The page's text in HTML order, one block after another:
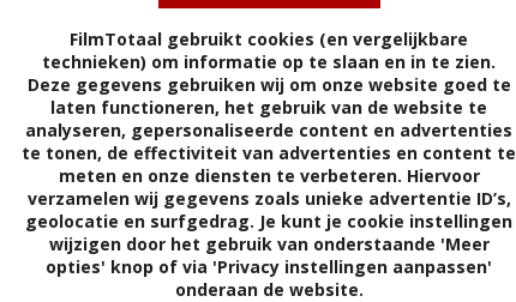
de echte wereld te gaan, ontdekken ze al snel de
van het leven tussen mensen.
met budget van $379 miljoen staat nu hoog in de
dollar op, maar kostte ook bijzonder veel om
FilmTotaal gebruikt cookies (en vergelijkbare
technieken) om informatie op te slaan en in te zien.
Deze gegevens gebruiken wij om onze website goed te
laten functioneren, het gebruik van de website te
analyseren, gepersonaliseerde content en advertenties
te tonen, de effectiviteit van advertenties en content te
meten en onze diensten te verbeteren. Hiervoor
verzamelen wij gegevens zoals unieke advertentie ID’s,
geolocatie en surfgedrag. Je kunt je cookie instellingen
wijzigen door het gebruik van onderstaande 'Meer
opties' knop of via 'Privacy instellingen aanpassen'
onderaan de website.